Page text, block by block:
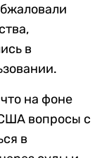
в
на фоне
вопросы с
в